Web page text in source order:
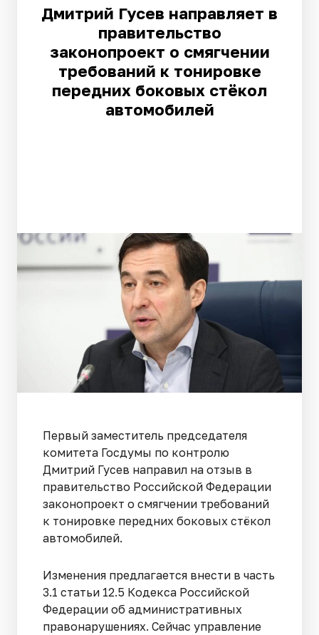
Дмитрий Гусев направляет в
правительство
законопроект о смягчении
требований к тонировке
передних боковых стёкол
автомобилей
Первый заместитель председателя
комитета Госдумы по контролю
Дмитрий Гусев направил на отзыв в
правительство Российской Федерации
законопроект о смягчении требований
к тонировке передних боковых стёкол
автомобилей.
Изменения предлагается внести в часть
3.1 статьи 12.5 Кодекса Российской
Федерации об административных
правонарушениях. Сейчас управление